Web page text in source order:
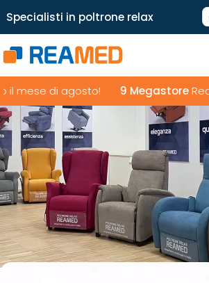
Specialisti in poltrone relax
di agosto!9 Megastore